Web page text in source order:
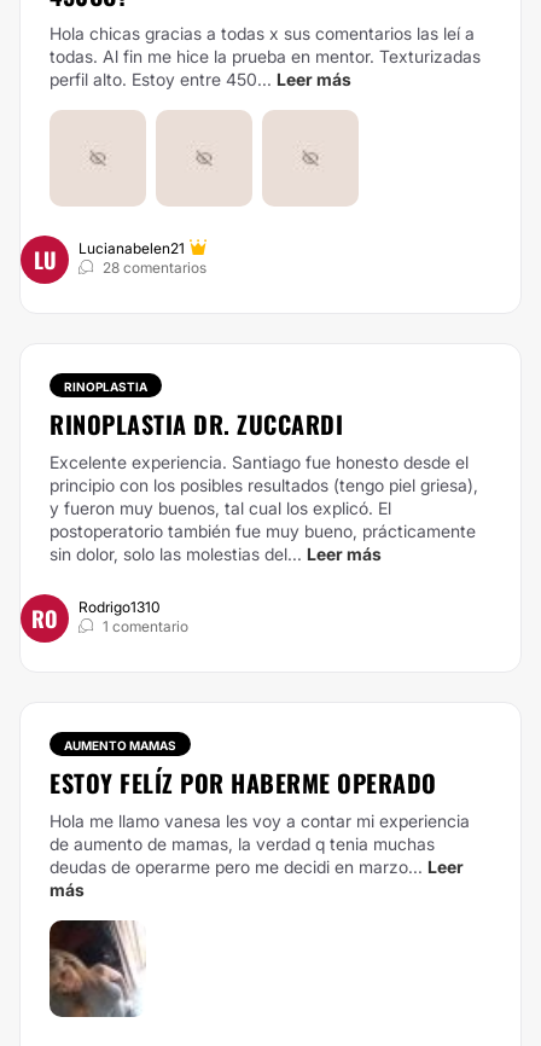
Hola chicas gracias a todas x sus comentarios las leí a
todas. Al fin me hice la prueba en mentor. Texturizadas
perfil alto. Estoy entre 450... Leer más
LU
Lucianabelen21
28 comentarios
RINOPLASTIA
RINOPLASTIA DR. ZUCCARDI
Excelente experiencia. Santiago fue honesto desde el
principio con los posibles resultados (tengo piel griesa),
y fueron muy buenos, tal cual los explicó. El
postoperatorio también fue muy bueno, prácticamente
sin dolor, solo las molestias del... Leer más
RO
Rodrigo1310
1 comentario
AUMENTO MAMAS
ESTOY FELÍZ POR HABERME OPERADO
Hola me llamo vanesa les voy a contar mi experiencia
de aumento de mamas, la verdad q tenia muchas
deudas de operarme pero me decidi en marzo... Leer
más